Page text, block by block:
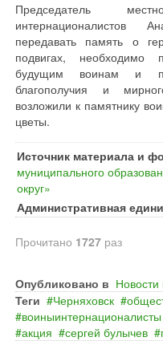
Председатель
интернационалистов
передавать память о
подвигах, необходимо
будущим воинам и
благополучия и
возложили к памятнику
цветы.
Источник материала и
муниципального
округ»
Административная
Прочитано 1727 раз
Опубликовано в
Теги
Черняховск
воиныинтернационалисты
акция
сергей булычев